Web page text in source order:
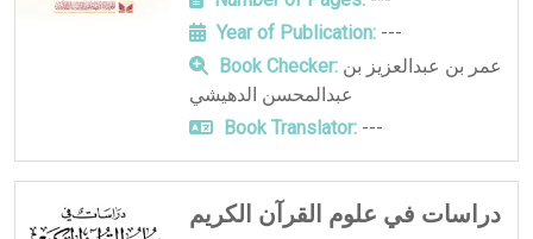
Year of Publication:---
Book Checker:عمر بن عبدالعزيز بن
عبدالمحسن الدهيشي
Book Translator:---
دراسات في علوم القرآن الكريم